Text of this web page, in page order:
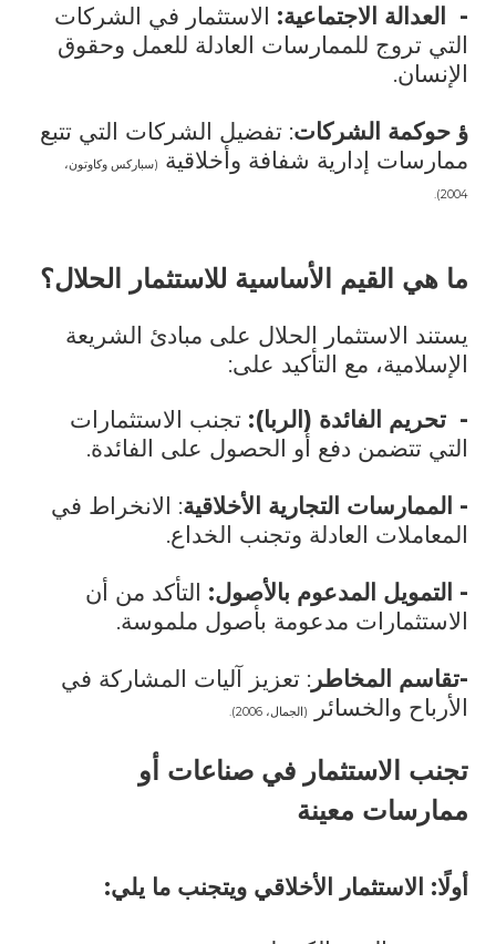
- العدالة الاجتماعية: الاستثمار في الشركات
التي تروج للممارسات العادلة للعمل وحقوق
الإنسان.
ؤ حوكمة الشركات: تفضيل الشركات التي تتبع
ممارسات إدارية شفافة وأخلاقية
(سباركس وكاوتون،
2004).
ما هي القيم الأساسية للاستثمار الحلال؟
يستند الاستثمار الحلال على مبادئ الشريعة
الإسلامية، مع التأكيد على:
- تحريم الفائدة (الربا): تجنب الاستثمارات
التي تتضمن دفع أو الحصول على الفائدة.
- الممارسات التجارية الأخلاقية: الانخراط في
المعاملات العادلة وتجنب الخداع.
- التمويل المدعوم بالأصول: التأكد من أن
الاستثمارات مدعومة بأصول ملموسة.
-تقاسم المخاطر : تعزيز آليات المشاركة في
الأرباح والخسائر
(الجمال، 2006).
تجنب الاستثمار في صناعات أو
ممارسات معينة
أولًا: الاستثمار الأخلاقي ويتجنب ما يلي: